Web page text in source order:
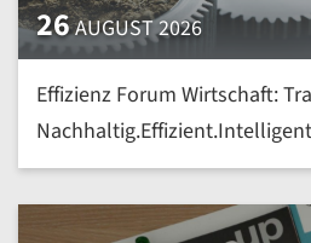
26AUGUST 2026
Effizienz Forum Wirtschaft: